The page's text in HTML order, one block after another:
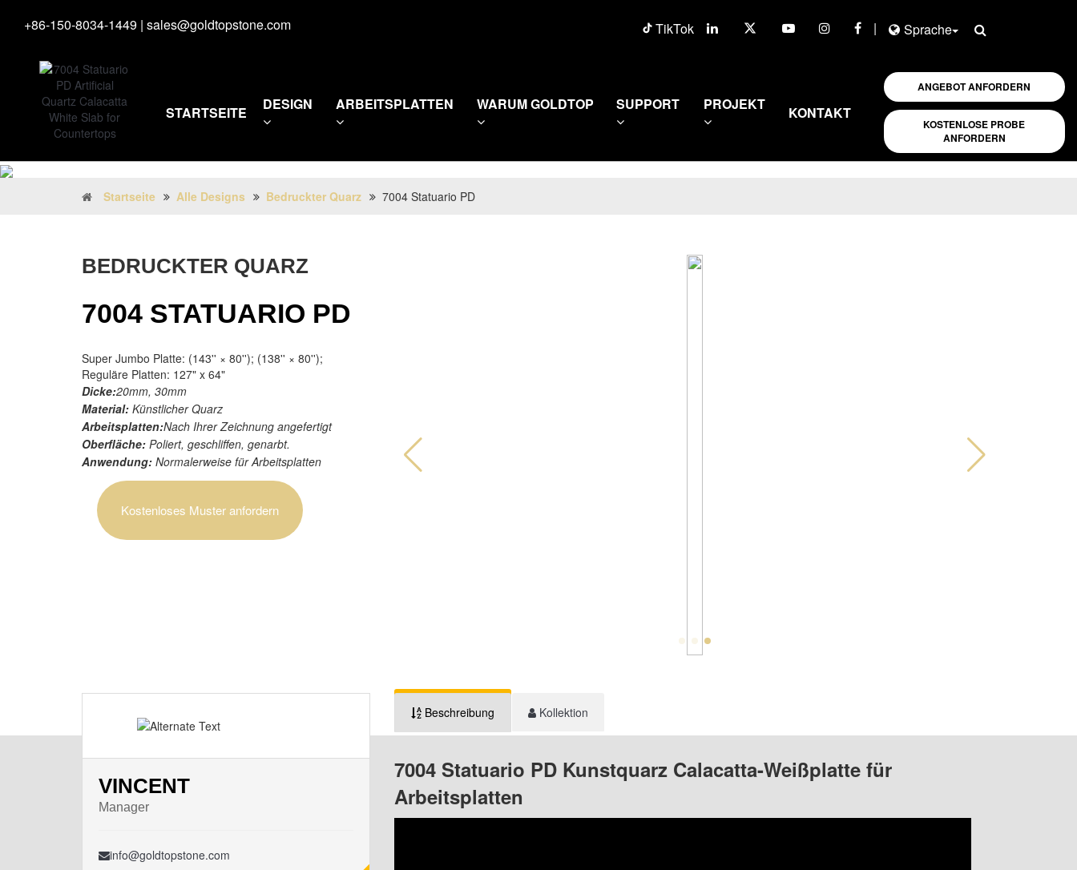
+86-150-8034-1449 | sales@goldtopstone.com TikTok | Sprache
STARTSEITE DESIGN ARBEITSPLATTEN WARUM GOLDTOP SUPPORT PROJEKT KONTAKT
ANGEBOT ANFORDERN
KOSTENLOSE PROBE
ANFORDERN
Startseite Alle Designs Bedruckter Quarz 7004 Statuario PD
BEDRUCKTER QUARZ
7004 STATUARIO PD
Super Jumbo Platte: (143'' × 80''); (138'' × 80'');
Reguläre Platten: 127" x 64"
Dicke:20mm, 30mm
Material: Künstlicher Quarz
Arbeitsplatten:Nach Ihrer Zeichnung angefertigt
Oberfläche: Poliert, geschliffen, genarbt.
Anwendung: Normalerweise für Arbeitsplatten
Kostenloses Muster anfordern
VINCENT
Manager
info@goldtopstone.com
Beschreibung Kollektion
7004 Statuario PD Kunstquarz Calacatta-Weißplatte für
Arbeitsplatten